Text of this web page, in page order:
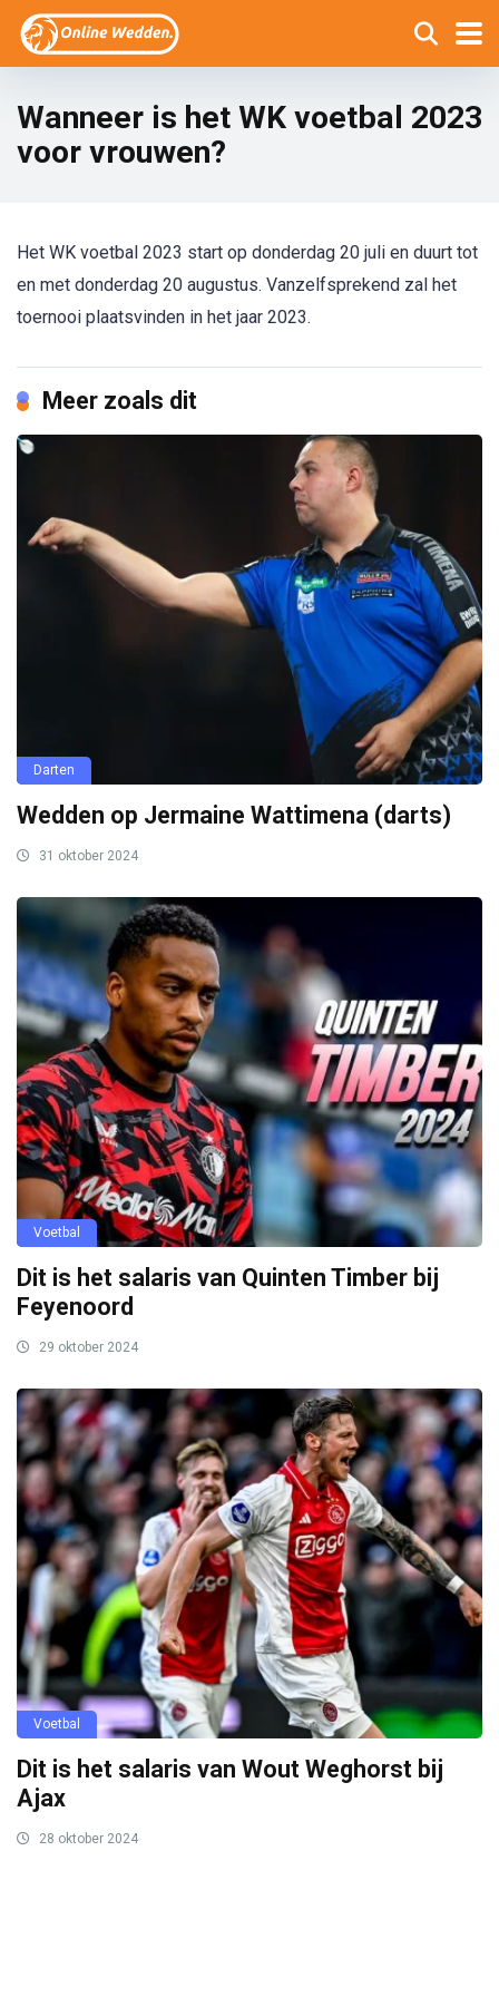
Wanneer is het WK voetbal 2023
voor vrouwen?
Het WK voetbal 2023 start op donderdag 20 juli en duurt tot
en met donderdag 20 augustus. Vanzelfsprekend zal het
toernooi plaatsvinden in het jaar 2023.
Meer zoals dit
Darten
Wedden op Jermaine Wattimena (darts)
31 oktober 2024
Voetbal
Dit is het salaris van Quinten Timber bij
Feyenoord
29 oktober 2024
Voetbal
Dit is het salaris van Wout Weghorst bij
Ajax
28 oktober 2024